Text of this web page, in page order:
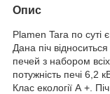
Опис
Plamen Tara по
Дана піч
печей з набором
потужність печі 6,2
Клас екології А +.